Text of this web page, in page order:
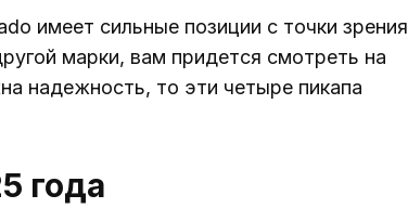
имеет сильные позиции с точки зрения
марки, вам придется смотреть на
надежность, то эти четыре пикапа
года